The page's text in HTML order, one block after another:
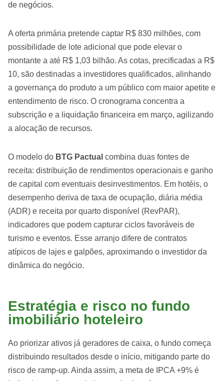
de negócios.
A oferta primária pretende captar R$ 830 milhões, com
possibilidade de lote adicional que pode elevar o
montante a até R$ 1,03 bilhão. As cotas, precificadas a R$
10, são destinadas a investidores qualificados, alinhando
a governança do produto a um público com maior apetite e
entendimento de risco. O cronograma concentra a
subscrição e a liquidação financeira em março, agilizando
a alocação de recursos.
O modelo do BTG Pactual combina duas fontes de
receita: distribuição de rendimentos operacionais e ganho
de capital com eventuais desinvestimentos. Em hotéis, o
desempenho deriva de taxa de ocupação, diária média
(ADR) e receita por quarto disponível (RevPAR),
indicadores que podem capturar ciclos favoráveis de
turismo e eventos. Esse arranjo difere de contratos
atípicos de lajes e galpões, aproximando o investidor da
dinâmica do negócio.
Estratégia e risco no fundo
imobiliário hoteleiro
Ao priorizar ativos já geradores de caixa, o fundo começa
distribuindo resultados desde o início, mitigando parte do
risco de ramp-up. Ainda assim, a meta de IPCA +9% é